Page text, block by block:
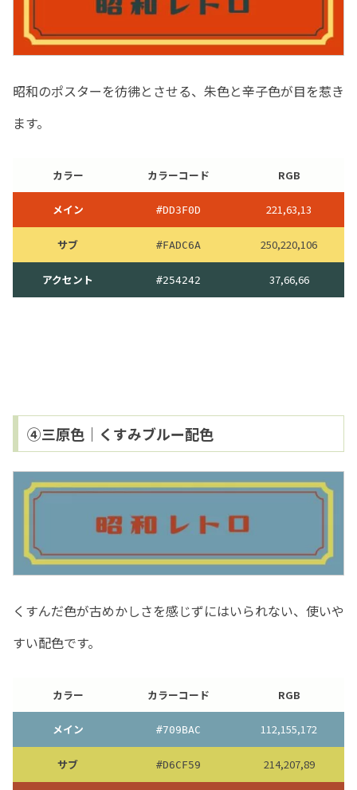
昭和のポスターを彷彿とさせる、朱色と辛子色が目を惹き
ます。
カラー カラーコード RGB
メイン #DD3F0D 221,63,13
サブ #FADC6A 250,220,106
アクセント #254242 37,66,66
④三原色｜くすみブルー配色
くすんだ色が古めかしさを感じずにはいられない、使いや
すい配色です。
カラー カラーコード RGB
メイン #709BAC 112,155,172
サブ #D6CF59 214,207,89